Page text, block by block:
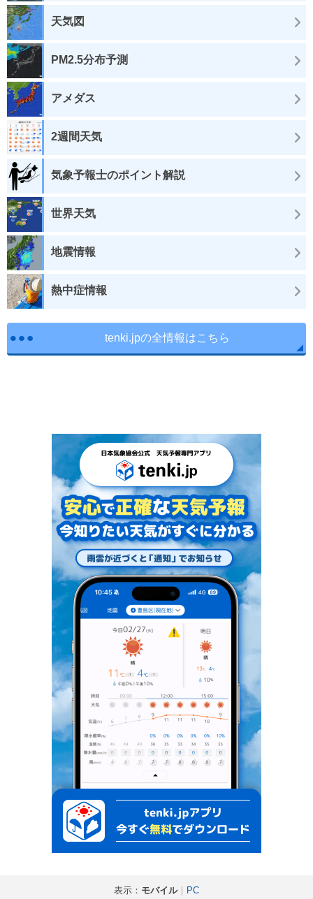
天気図
PM2.5分布予測
アメダス
2週間天気
気象予報士のポイント解説
世界天気
地震情報
熱中症情報
tenki.jpの全情報はこちら
表示： モバイル｜ PC